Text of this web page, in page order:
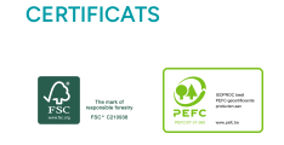
CERTIFICATS